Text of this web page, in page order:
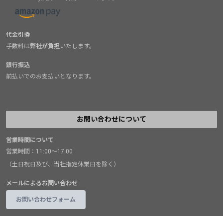
代金引換
手数料は弊社が負担いたします。
銀行振込
前払いでのお支払いとなります。
お問い合わせについて
営業時間について
営業時間：11:00～17:00
（土日祝日及び、当社指定休業日を除く）
メールによるお問い合わせ
お問い合わせフォーム